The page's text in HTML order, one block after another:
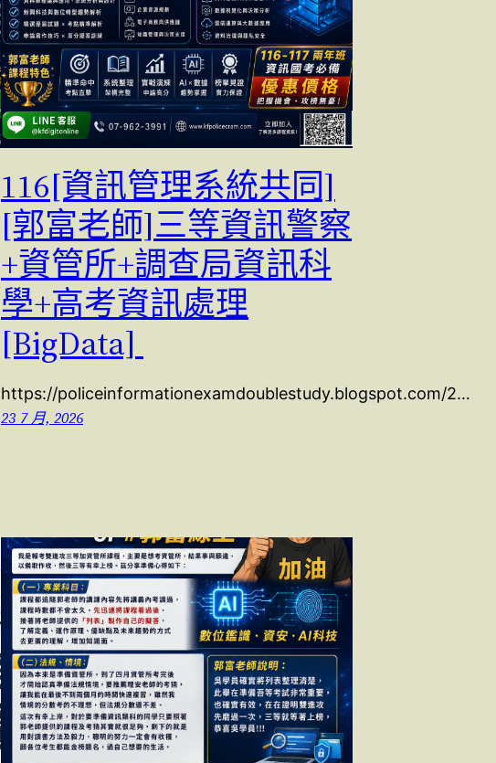
116[資訊管理系統共同]
[郭富老師]三等資訊警察
+資管所+調查局資訊科
學+高考資訊處理
[BigData]
https://policeinformationexamdoublestudy.blogspot.com/2…
23 7 月, 2026